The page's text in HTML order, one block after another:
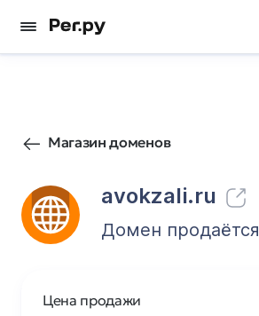
Магазин доменов
avokzali.ru
Домен продаётся
Цена продажи